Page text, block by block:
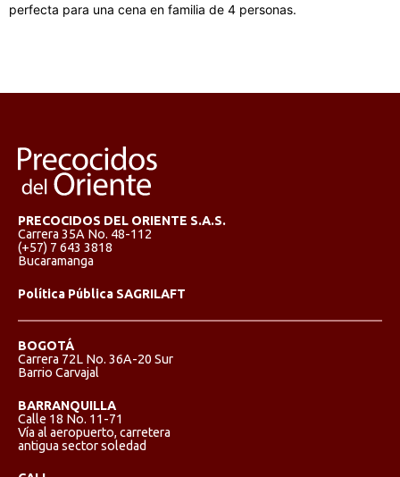
perfecta para una cena en familia de 4 personas.
PRECOCIDOS DEL ORIENTE S.A.S.
Carrera 35A No. 48-112
(+57) 7 643 3818
Bucaramanga
Política Pública SAGRILAFT
BOGOTÁ
Carrera 72L No. 36A-20 Sur
Barrio Carvajal
BARRANQUILLA
Calle 18 No. 11-71
Vía al aeropuerto, carretera
antigua sector soledad